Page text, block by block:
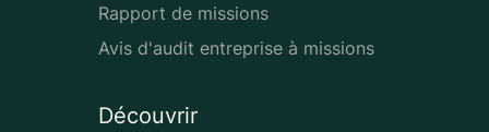
Rapport de missions
Avis d'audit entreprise à missions
Découvrir